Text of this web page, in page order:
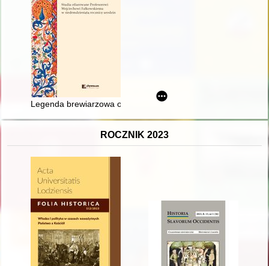
Legenda brewiarzowa o św. Wojciechu "Beatus Adalbertus
ROCZNIK 2023